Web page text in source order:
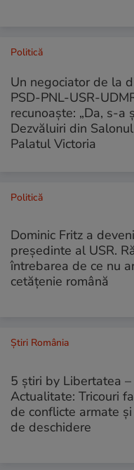
Politică
Un negociator de la
PSD-PNL-USR-
recunoaște: „Da, s-a
Dezvăluiri din
Palatul Victoria
Politică
Dominic Fritz a
președinte al USR.
întrebarea de ce nu
cetățenie română
Știri România
5 știri by Libertatea –
Actualitate: Tricouri
de conflicte armate
de deschidere